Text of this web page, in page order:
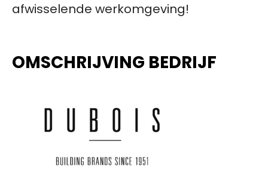
afwisselende werkomgeving!
OMSCHRIJVING BEDRIJF